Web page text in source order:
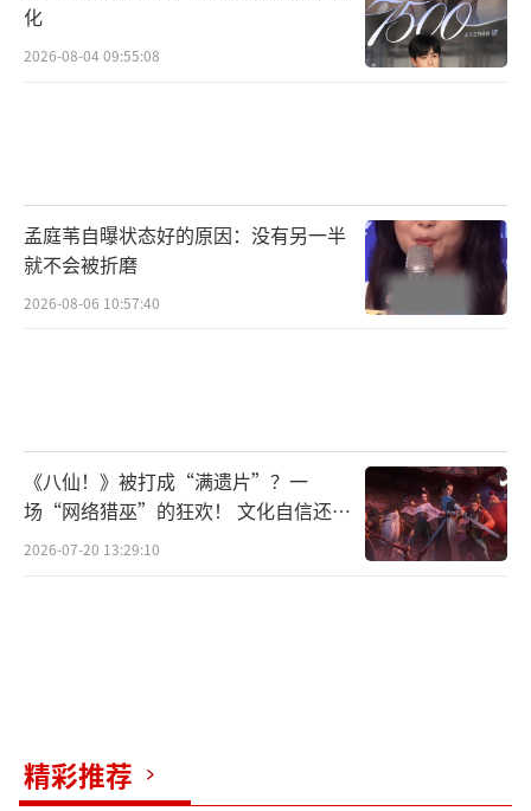
化
2026-08-04 09:55:08
孟庭苇自曝状态好的原因：没有另一半
就不会被折磨
2026-08-06 10:57:40
《八仙！》被打成“满遗片”？一
场“网络猎巫”的狂欢！ 文化自信还是
焦虑？
2026-07-20 13:29:10
精彩推荐